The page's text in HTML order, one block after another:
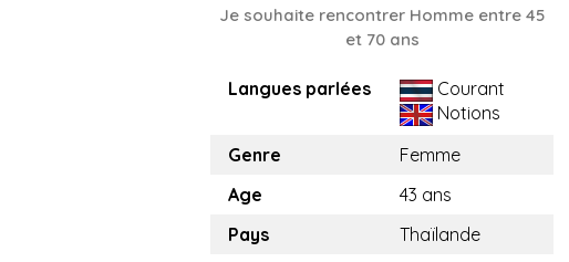
Je souhaite rencontrer Homme entre 45
et 70 ans
Langues parlées
Courant
Notions
Genre
Femme
Age
43 ans
Pays
Thaïlande